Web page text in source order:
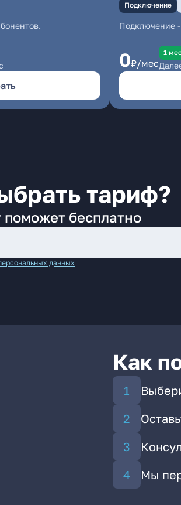
Подключение
Подключение-
0₽/мес
1
тариф?
бесплатно
данных
Как
Мы